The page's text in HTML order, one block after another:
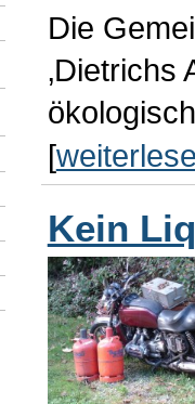
Die
‚Dietrichs
[
Kein